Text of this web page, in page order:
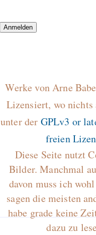
Werke von Arne
Lizensiert, wo nichts
unter der GPLv3 or
freien
Diese Seite nutzt
Bilder. Manchmal
davon muss ich
sagen die meisten
habe grade keine
dazu zu